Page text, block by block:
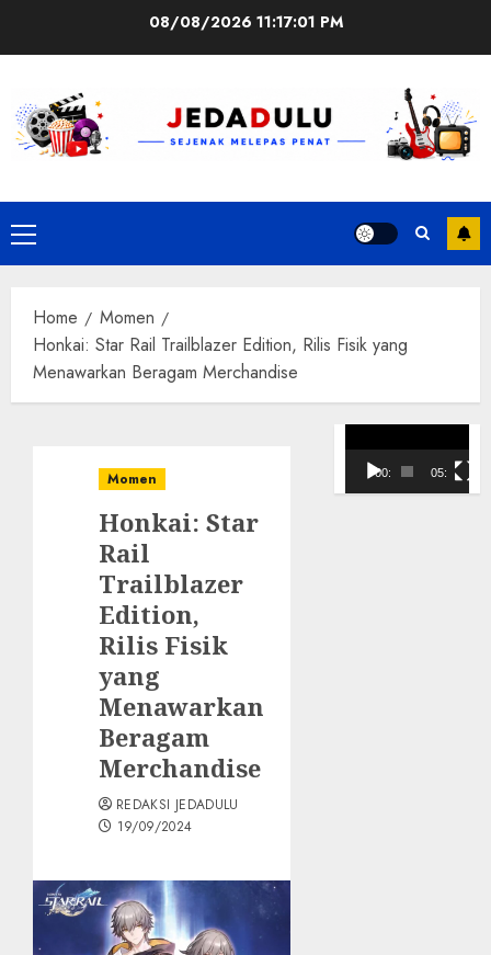
08/08/2026 11:17:02 PM
Primary
Menu
Home
Momen
Honkai: Star Rail Trailblazer Edition, Rilis Fisik yang
Menawarkan Beragam Merchandise
Momen
Honkai: Star
Rail
Trailblazer
Edition,
Rilis Fisik
yang
Menawarkan
Beragam
Merchandise
REDAKSI JEDADULU
19/09/2024
Video
00:00 05:10